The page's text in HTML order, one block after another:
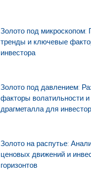
Золото под микроскопом:
тренды и ключевые
инвестора
Золото под давлением:
факторы волатильности
драгметалла для
Золото на распутье:
ценовых движений и
горизонтов